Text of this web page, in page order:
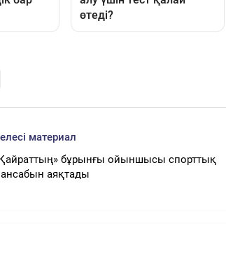
материал
бұрынғы ойыншысы спорттық
аяқтады